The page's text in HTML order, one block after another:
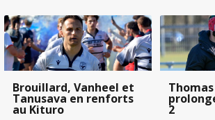
Brouillard, Vanheel et
Tanusava en renforts
au Kituro 2